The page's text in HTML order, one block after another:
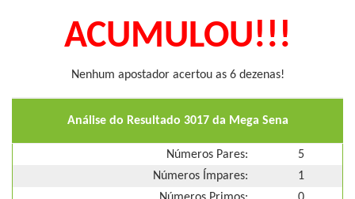
ACUMULOU!!!
Nenhum apostador acertou as 6 dezenas!
Análise do Resultado 3017 da Mega Sena
Números Pares:
5
Números Ímpares:
1